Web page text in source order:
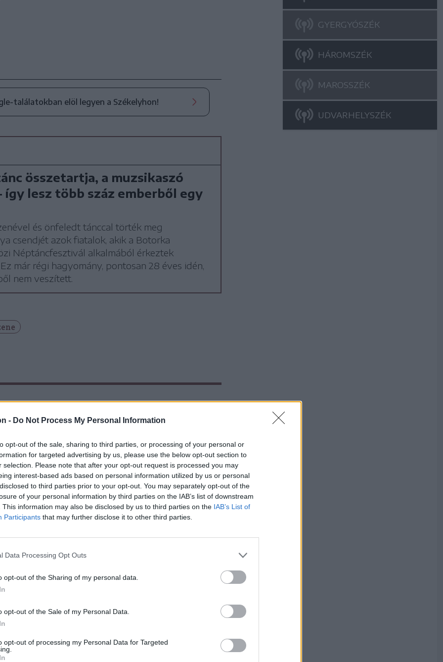
- Do Not Process My Personal Information
opt-out of the sale, sharing to third parties, or processing of your personal or
for targeted advertising by us, please use the below opt-out section to
selection. Please note that after your opt-out request is processed you may
interest-based ads based on personal information utilized by us or personal
to third parties prior to your opt-out. You may separately opt-out of the
of your personal information by third parties on the IAB’s list of downstream
This information may also be disclosed by us to third parties on the IAB’s List of
Participants that may further disclose it to other third parties.
Data Processing Opt Outs
opt-out of the Sharing of my personal data.
opt-out of the Sale of my Personal Data.
opt-out of processing my Personal Data for Targeted
találatokban elöl legyen a Székelyhon!
összetartja, a muzsikaszó
így lesz több száz emberből egy
és önfeledt tánccal törték meg
csendjét azok fiatalok, akik a Botorka
Néptáncfesztivál alkalmából érkeztek
Ez már régi hagyomány, pontosan 28 éves idén,
nem veszített.
GYERGYÓSZÉK
HÁROMSZÉK
MAROSSZÉK
UDVARHELYSZÉK
nélkül,
háznak
férfi
és az FK Csíkszereda